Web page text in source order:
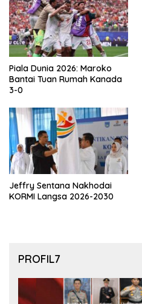
Piala Dunia 2026: Maroko
Bantai Tuan Rumah Kanada
3-0
Jeffry Sentana Nakhodai
KORMI Langsa 2026-2030
PROFIL7